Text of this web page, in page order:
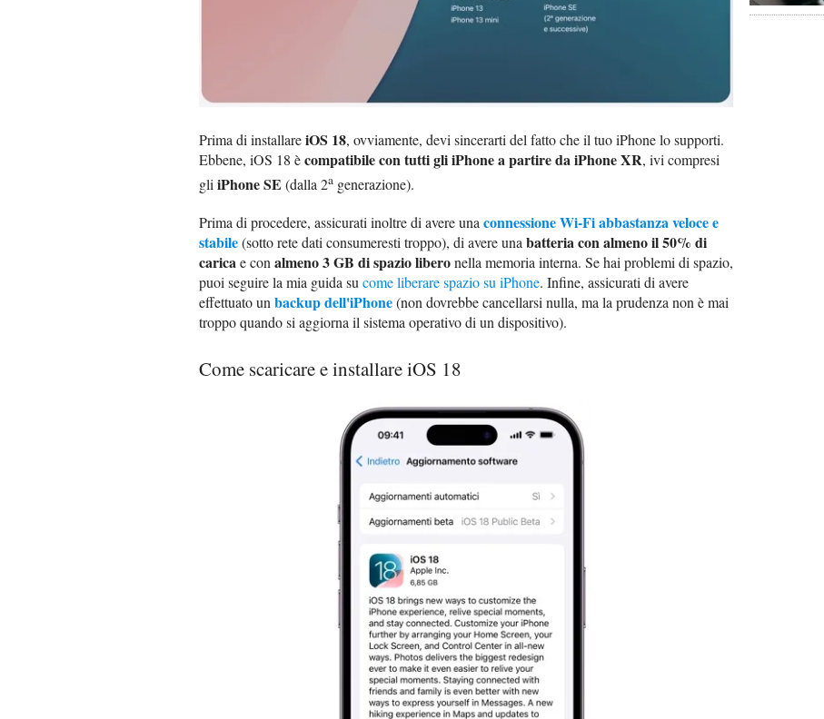
Prima di installareiOS 18, ovviamente, devi sincerarti del fatto che il tuo iPhone lo supporti.
Ebbene, iOS 18 ècompatibile con tutti gli iPhone a partire da iPhone XR, ivi compresi
gliiPhone SE (dalla 2a generazione).
Prima di procedere, assicurati inoltre di avere unaconnessione Wi-Fi abbastanza veloce e
stabile(sotto rete dati consumeresti troppo), di avere unabatteria con almeno il 50% di
caricae conalmeno 3 GB di spazio liberonella memoria interna. Se hai problemi di spazio,
puoi seguire la mia guida sucome liberare spazio su iPhone. Infine, assicurati di avere
effettuato unbackup dell'iPhone(non dovrebbe cancellarsi nulla, ma la prudenza non è mai
troppo quando si aggiorna il sistema operativo di un dispositivo).
Come scaricare e installare iOS 18